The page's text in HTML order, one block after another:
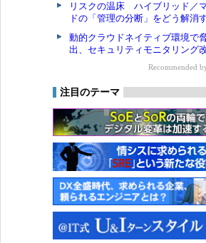
リスクの温床 ハイブリッド／
ドの「管理の分断」をどう解消
動的クラウドネイティブ環境で
出、セキュリティモニタリング
Recommended
注目のテーマ